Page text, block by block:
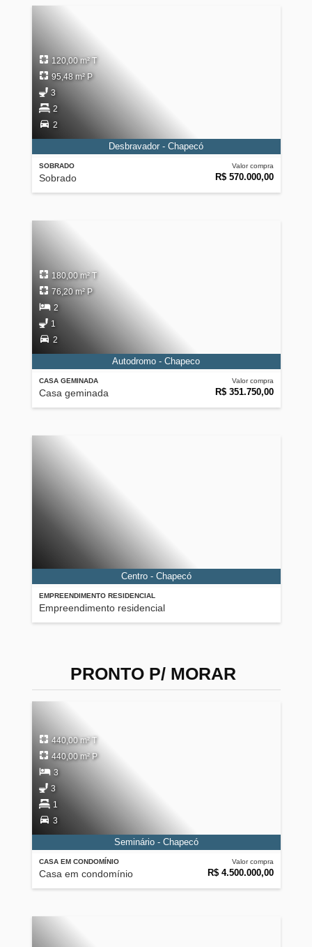
SOBRADO
Sobrado
Valor compra
R$ 570.000,00
120,00 m² T
95,48 m² P
3
2
2
Desbravador - Chapecó
CASA GEMINADA
Casa geminada
Valor compra
R$ 351.750,00
180,00 m² T
76,20 m² P
2
1
2
Autodromo - Chapeco
EMPREENDIMENTO RESIDENCIAL
Empreendimento residencial
Centro - Chapecó
PRONTO P/ MORAR
CASA EM CONDOMÍNIO
Casa em condomínio
Valor compra
R$ 4.500.000,00
440,00 m² T
440,00 m² P
3
3
1
3
Seminário - Chapecó